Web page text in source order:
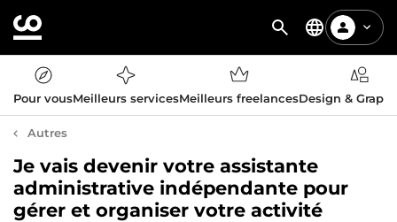
Pour vousMeilleurs servicesMeilleurs freelancesDesign &
Autres
Je vais devenir votre assistante
administrative indépendante pour
gérer et organiser votre activité